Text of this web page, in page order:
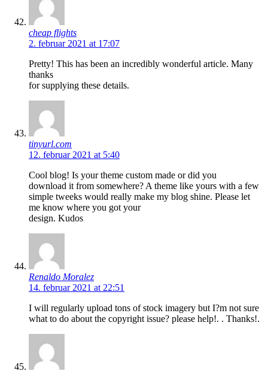
cheap flights
2. februar 2021 at 17:07
Pretty! This has been an incredibly wonderful article. Many
thanks
for supplying these details.
tinyurl.com
12. februar 2021 at 5:40
Cool blog! Is your theme custom made or did you
download it from somewhere? A theme like yours with a few
simple tweeks would really make my blog shine. Please let
me know where you got your
design. Kudos
Renaldo Moralez
14. februar 2021 at 22:51
I will regularly upload tons of stock imagery but I?m not sure
what to do about the copyright issue? please help!. . Thanks!.